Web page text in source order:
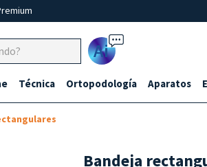
Ai
Técnica Ortopodología Aparatos
Bandeja